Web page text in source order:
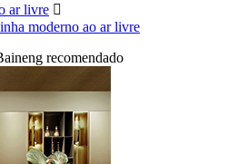
ar livre 
moderno ao ar livre
recomendado